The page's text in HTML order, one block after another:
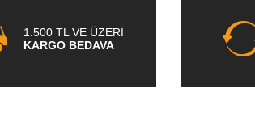
1.500 TL VE ÜZERİ
KARGO BEDAVA